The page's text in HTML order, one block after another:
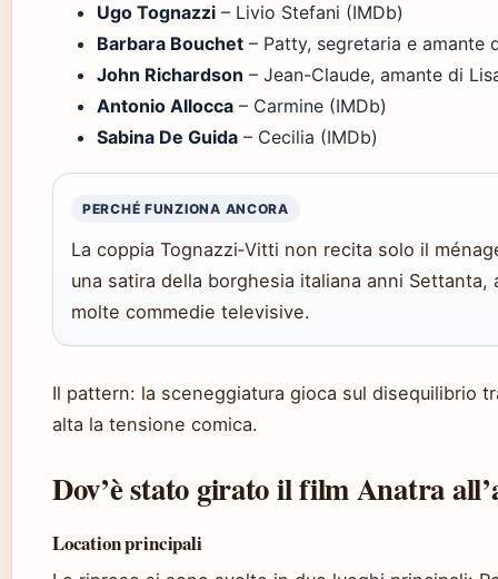
Ugo Tognazzi – Livio Stefani (IMDb)
Barbara Bouchet – Patty, segretaria e amante
John Richardson – Jean-Claude, amante di
Antonio Allocca – Carmine (IMDb)
Sabina De Guida – Cecilia (IMDb)
PERCHÉ FUNZIONA ANCORA
La coppia Tognazzi‑Vitti non recita solo il
una satira della borghesia italiana anni
molte commedie televisive.
Il pattern: la sceneggiatura gioca sul disequilibrio
alta la tensione comica.
Dov’è stato girato il film Anatra
Location principali